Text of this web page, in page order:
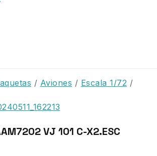
/ Aviones / Escala 1/72 /
VJ 101 C-X2.ESC